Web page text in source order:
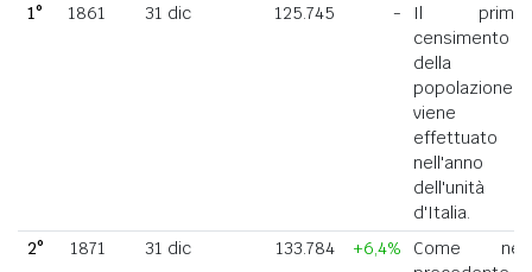
1° 1861 31 dic 125.745 -
Il primo
censimento
della
popolazione
viene
effettuato
nell'anno
dell'unità
d'Italia.
2°
1871 31 dic 133.784 +6,4%
Come nel